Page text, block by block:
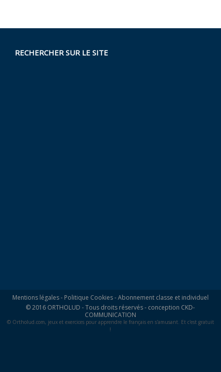
RECHERCHER SUR LE SITE
Mentions légales- Politique Cookies-Abonnement classe et individuel
© 2016 ORTHOLUD - Tous droits réservés - conception CKD-
COMMUNICATION
© Ortholud.com, jeux et exercices pour apprendre le français en s'amusant. Et c'est gratuit
!